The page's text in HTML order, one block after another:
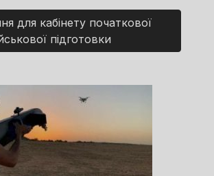
для кабінету початкової
підготовки